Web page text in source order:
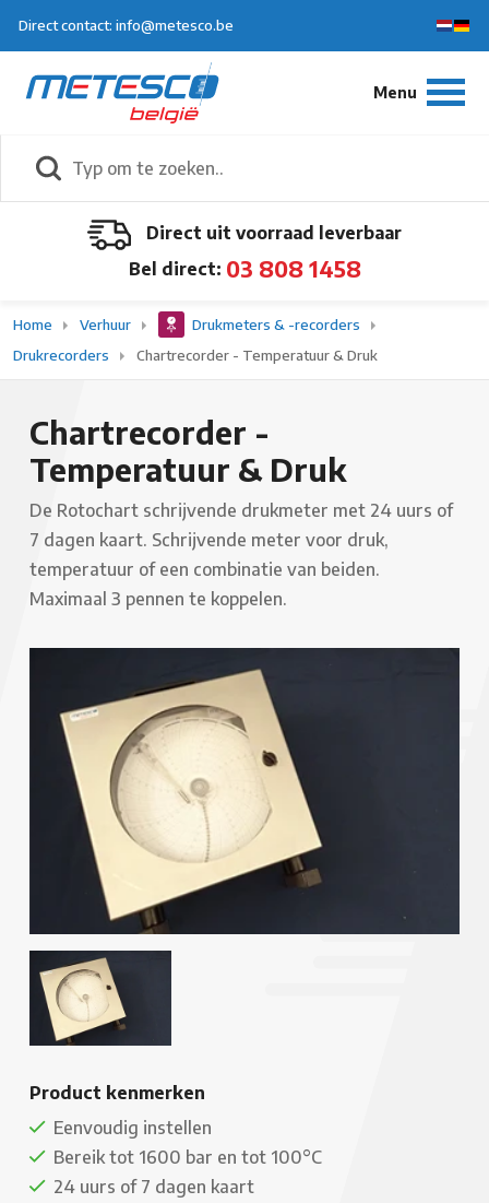
Direct contact: info@metesco.be
Direct uit voorraad leverbaar
Bel direct: 03 808 1458
Home Verhuur
Drukmeters & -recorders
Drukrecorders
Chartrecorder - Temperatuur & Druk
Chartrecorder -
Temperatuur & Druk
De Rotochart schrijvende drukmeter met 24 uurs of
7 dagen kaart. Schrijvende meter voor druk,
temperatuur of een combinatie van beiden.
Maximaal 3 pennen te koppelen.
Product kenmerken
Eenvoudig instellen
Bereik tot 1600 bar en tot 100°C
24 uurs of 7 dagen kaart